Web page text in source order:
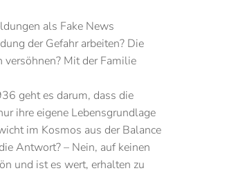
als Fake News
der Gefahr arbeiten? Die
versöhnen? Mit der Familie
geht es darum, dass die
ihre eigene Lebensgrundlage
im Kosmos aus der Balance
Antwort? – Nein, auf keinen
und ist es wert, erhalten zu